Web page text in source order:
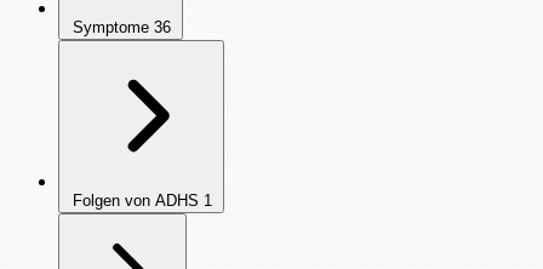
Symptome 36
Folgen von ADHS 1